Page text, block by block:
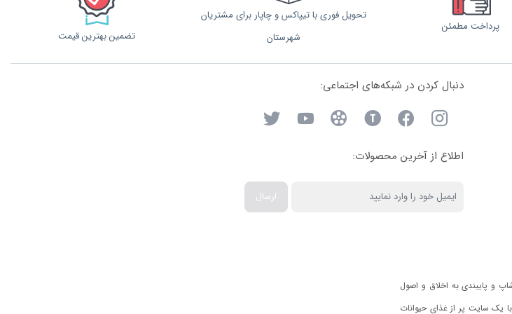
پرداخت مطمئن
تحویل فوری با تیپاکس و چاپار برای مشتریان
شهرستان
تضمین بهترین قیمت
دنبال کردن در شبکه‌های اجتماعی:
اطلاع از آخرین محصولات:
ارسال
و پایبندی به اخلاق و اصول
یک سایت پر از غذای حیوانات